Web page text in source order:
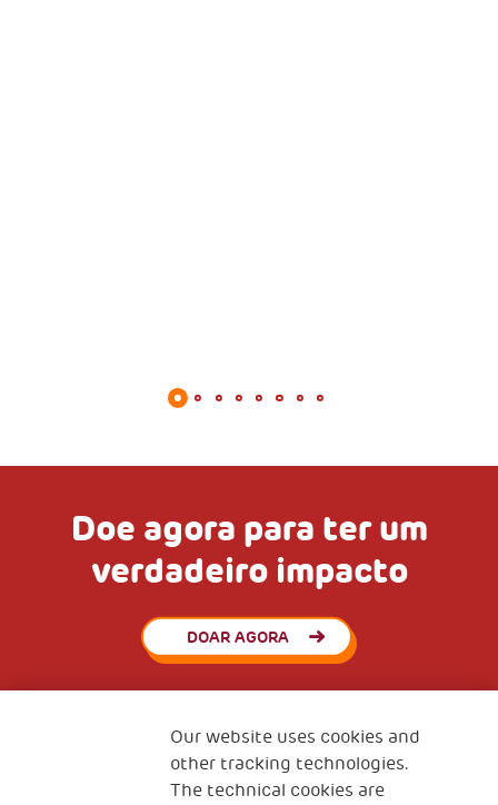
Doe agora para ter um
verdadeiro impacto
DOAR AGORA
Social scale impact Impact Investing
Our website uses cookies and
other tracking technologies.
The technical cookies are